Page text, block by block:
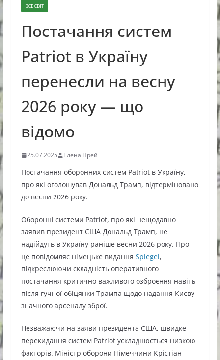
ВСЕСВІТ
Постачання систем
Patriot в Україну
перенесли на весну
2026 року — що
відомо
25.07.2025 Елена Прей
Постачання оборонних систем Patriot в Україну,
про які оголошував Дональд Трамп, відтерміновано
до весни 2026 року.
Оборонні системи Patriot, про які нещодавно
заявив президент США Дональд Трамп, не
надійдуть в Україну раніше весни 2026 року. Про
це повідомляє німецьке видання Spiegel,
підкреслюючи складність оперативного
постачання критично важливого озброєння навіть
після гучної обіцянки Трампа щодо надання Києву
значного арсеналу зброї.
Незважаючи на заяви президента США, швидке
перекидання систем Patriot ускладнюється низкою
факторів. Міністр оборони Німеччини Крістіан